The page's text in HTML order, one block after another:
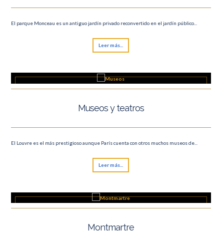
El parque Monceau es un antiguo jardín privado reconvertido en el jardín público...
Leer más...
Museos y teatros
El Louvre es el más prestigioso aunque París cuenta con otros muchos museos de...
Leer más...
Montmartre